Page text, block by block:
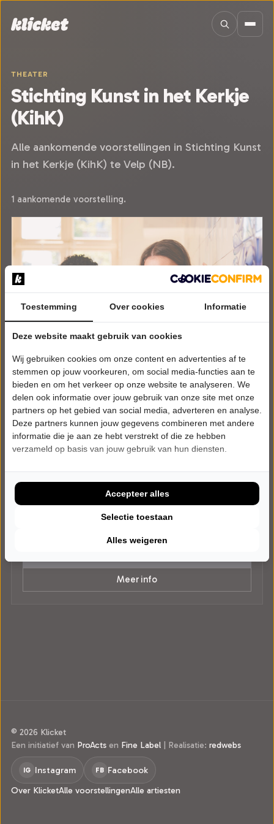
THEATER
Stichting Kunst in het Kerkje
(KihK)
Alle aankomende voorstellingen in Stichting Kunst
in het Kerkje (KihK) te Velp (NB).
1 aankomende voorstelling.
FADOpelos2
Verliefd op Portugal - duo
Stichting Kunst in het Kerkje (KihK)
Meer info
© 2026 Klicket
Een initiatief van ProActs en Fine Label | Realisatie: redwebs
IG Instagram FB Facebook
Over KlicketAlle voorstellingenAlle artiesten
Toestemming Over cookies Informatie
Deze website maakt gebruik van cookies
Wij gebruiken cookies om onze content en advertenties af te
stemmen op jouw voorkeuren, om social media-functies aan te
bieden en om het verkeer op onze website te analyseren. We
delen ook informatie over jouw gebruik van onze site met onze
partners op het gebied van social media, adverteren en analyse.
Deze partners kunnen jouw gegevens combineren met andere
informatie die je aan ze hebt verstrekt of die ze hebben
verzameld op basis van jouw gebruik van hun diensten.
Alles weigeren
Selectie toestaan
Accepteer alles